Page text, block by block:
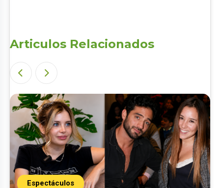
Articulos Relacionados
Espectáculos